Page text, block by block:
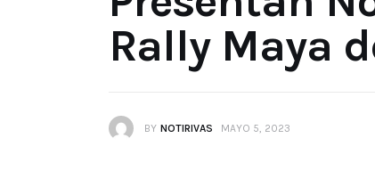
Rally Maya
BY NOTIRIVAS MAYO 5, 2023